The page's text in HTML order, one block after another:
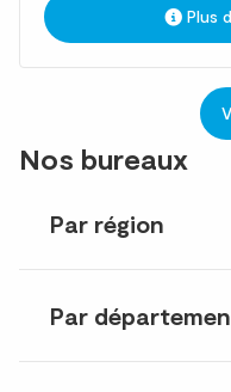
Plus
Nos bureaux
Par région
Par